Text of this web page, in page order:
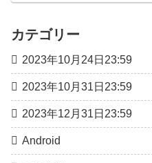
カテゴリー
2023年10月24日23:59
2023年10月31日23:59
2023年12月31日23:59
Android